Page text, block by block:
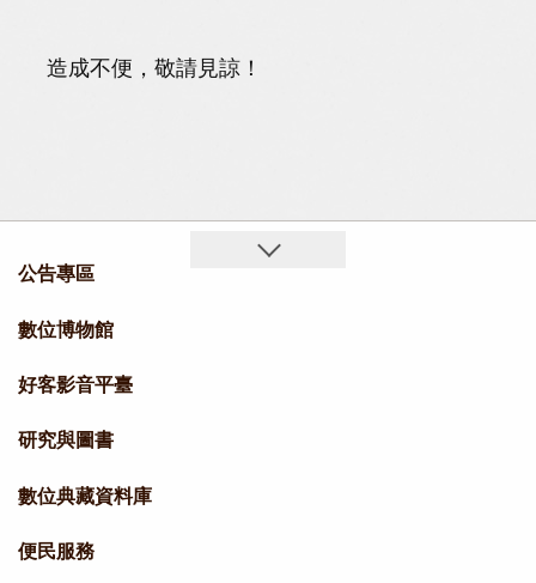
造成不便，敬請見諒！
公告專區
數位博物館
好客影音平臺
研究與圖書
數位典藏資料庫
便民服務